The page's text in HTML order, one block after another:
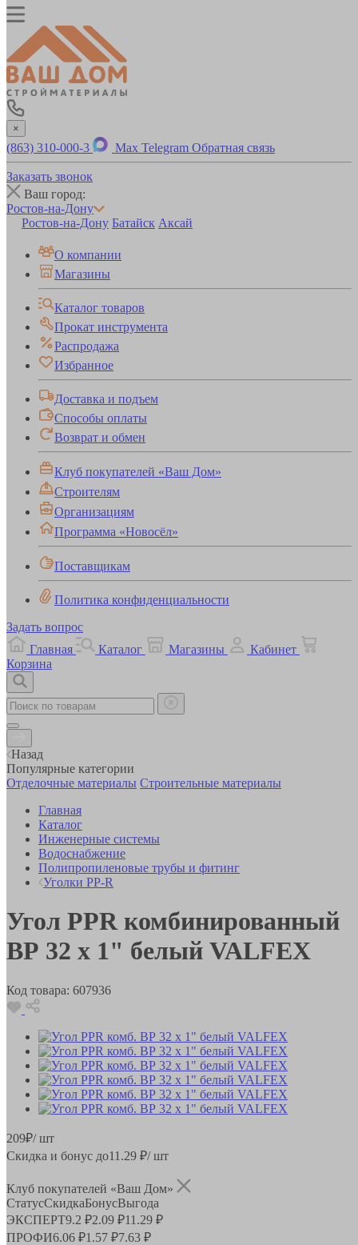
×
(863) 310-000-3 Max Telegram Обратная связь
Заказать звонок
Ваш город:
Ростов-на-Дону
Ростов-на-Дону Батайск Аксай
О компании
Магазины
Каталог товаров
Прокат инструмента
Распродажа
Избранное
Доставка и подъем
Способы оплаты
Возврат и обмен
Клуб покупателей «Ваш Дом»
Строителям
Организациям
Программа «Новосёл»
Поставщикам
Политика конфиденциальности
Задать вопрос
Главная
Каталог Магазины
Кабинет
Корзина
Назад
Популярные категории
Отделочные материалы Строительные материалы
Главная
Каталог
Инженерные системы
Водоснабжение
Полипропиленовые трубы и фитинг
Уголки PP-R
Угол PPR комбинированный
ВР 32 х 1" белый VALFEX
Код товара: 607936
209₽/ шт
Скидка и бонус до11.29 ₽/ шт
Клуб покупателей «Ваш Дом»
СтатусСкидкаБонусВыгода
ЭКСПЕРТ9.2 ₽2.09 ₽11.29 ₽
ПРОФИ6.06 ₽1.57 ₽7.63 ₽